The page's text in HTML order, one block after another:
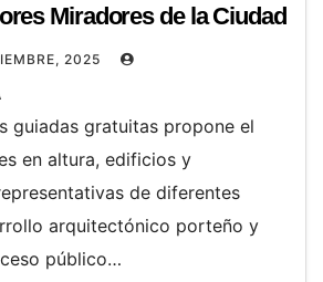
Miradores de la Ciudad
2025
guiadas gratuitas propone el
en altura, edificios y
de diferentes
arquitectónico porteño y
público…